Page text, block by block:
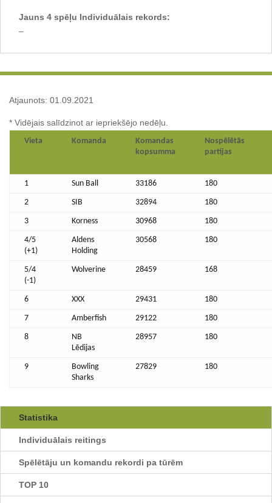
Jauns 4 spēļu Individuālais rekords:
–
Atjaunots: 01.09.2021
* Vidējais salīdzinot ar iepriekšējo nedēļu.
Vieta Komanda
Komandas
kopsumma
Nospēlētās
partijas
1 Sun Ball 33186 180
2 SIB 32894 180
3 Korness 30968 180
4/5
(+1)
Aldens
Holding
30568 180
5/4
(-1)
Wolverine 28459 168
6 XXX 29431 180
7 Amberfish 29122 180
8
NB
Lēdijas
28957 180
9
Bowling
Sharks
27829 180
Statistika
Individuālais reitings
Spēlētāju un komandu rekordi pa tūrēm
TOP 10